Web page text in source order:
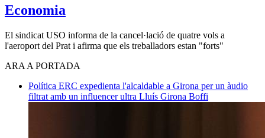
Economia
El sindicat USO informa de la cancel·lació de quatre vols a
l'aeroport del Prat i afirma que els treballadors estan "forts"
ARA A PORTADA
Política ERC expedienta l'alcaldable a Girona per un àudio
filtrat amb un influencer ultra Lluís Girona Boffi